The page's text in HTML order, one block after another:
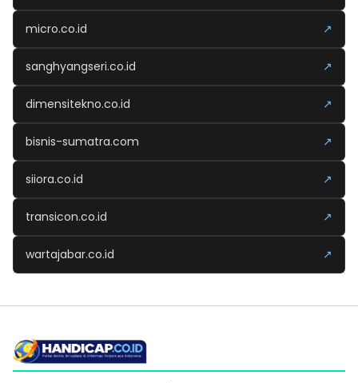
micro.co.id ↗
sanghyangseri.co.id ↗
dimensitekno.co.id ↗
bisnis-sumatra.com ↗
siiora.co.id ↗
transicon.co.id ↗
wartajabar.co.id ↗